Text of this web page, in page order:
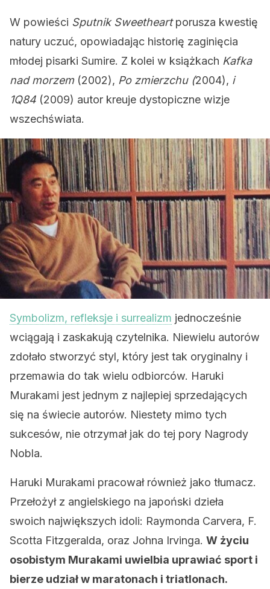
W powieści Sputnik Sweetheartporusza kwestię
natury uczuć, opowiadając historię zaginięcia
młodej pisarki Sumire. Z kolei w książkach Kafka
nad morzem (2002), Po zmierzchu (2004), i
1Q84 (2009) autor kreuje dystopiczne wizje
wszechświata.
Symbolizm, refleksje i surrealizm jednocześnie
wciągają i zaskakują czytelnika. Niewielu autorów
zdołało stworzyć styl, który jest tak oryginalny i
przemawia do tak wielu odbiorców. Haruki
Murakami jest jednym z najlepiej sprzedających
się na świecie autorów. Niestety mimo tych
sukcesów, nie otrzymał jak do tej pory Nagrody
Nobla.
Haruki Murakami pracował również jako tłumacz.
Przełożył z angielskiego na japoński dzieła
swoich największych idoli: Raymonda Carvera, F.
Scotta Fitzgeralda, oraz Johna Irvinga. W życiu
osobistym Murakami uwielbia uprawiać sport i
bierze udział w maratonach i triatlonach.